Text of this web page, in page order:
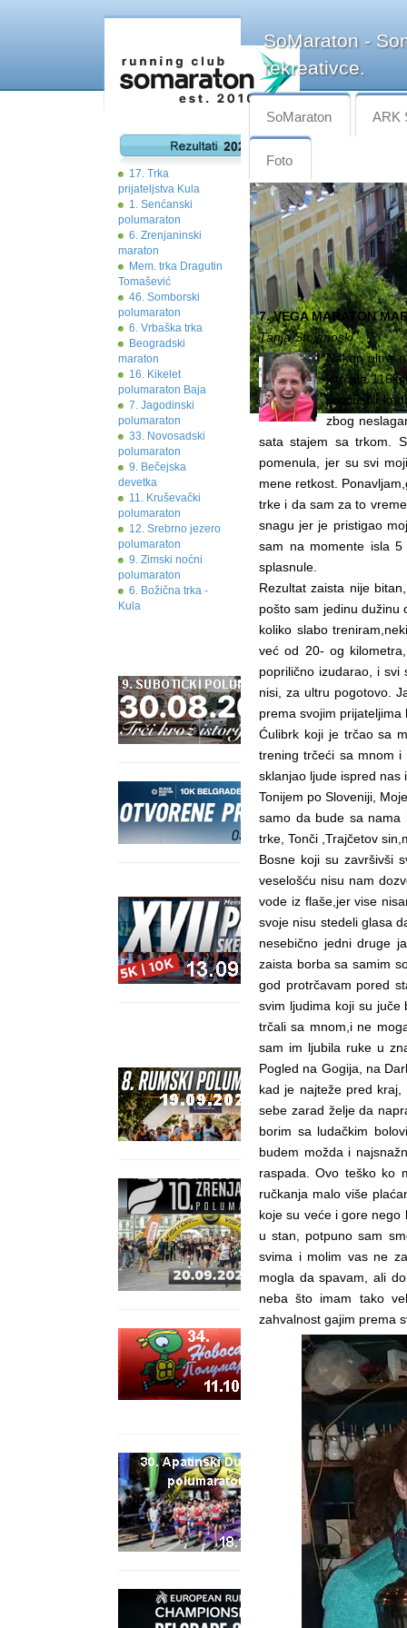
17. Trka
prijateljstva Kula
1. Senćanski
polumaraton
6. Zrenjaninski
maraton
Mem. trka Dragutin
Tomašević
46. Somborski
polumaraton
6. Vrbaška trka
Beogradski
maraton
16. Kikelet
polumaraton Baja
7. Jagodinski
polumaraton
33. Novosadski
polumaraton
9. Bečejska
devetka
11. Kruševački
polumaraton
12. Srebrno jezero
polumaraton
9. Zimski noćni
polumaraton
6. Božična trka -
Kula
SoMaraton -
rekreativce.
SoMaraton ARK
Foto
7. VEGA MARATON
Tanja Stojanoski
Nakon ultre
istrčala
propustili
zbog
sata stajem sa trkom.
pomenula, jer su svi
mene retkost.
trke i da sam za to
snagu jer je pristigao
sam na momente isla
splasnule.
Rezultat zaista nije
pošto sam jedinu dužinu
koliko slabo
već od 20- og
poprilično izudarao, i
nisi, za ultru pogotovo.
prema svojim
Ćulibrk koji je trčao sa
trening trčeći sa mnom
sklanjao ljude ispred nas
Tonijem po Sloveniji,
samo da bude sa nama
trke, Tonči ,Trajčetov
Bosne koji su završivši
veselošću nisu nam
vode iz flaše,jer vise
svoje nisu stedeli glasa
nesebično jedni druge
zaista borba sa samim
god protrčavam pored
svim ljudima koji su
trčali sa mnom,i ne
sam im ljubila ruke u
Pogled na Gogija, na
kad je najteže pred
sebe zarad želje da
borim sa ludačkim
budem možda i
raspada. Ovo teško ko
ručkanja malo više
koje su veće i gore nego
u stan, potpuno sam
svima i molim vas ne
mogla da spavam, ali
neba što imam tako
zahvalnost gajim prema